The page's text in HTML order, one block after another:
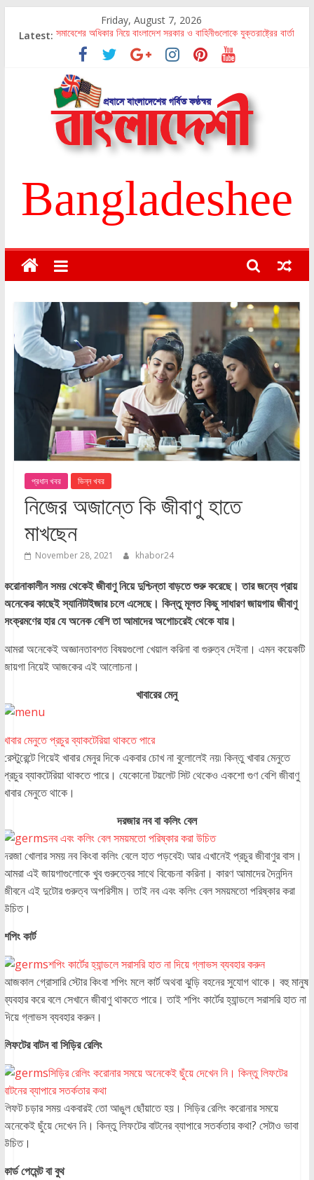
Friday, August 7, 2026
Latest: সমাবেশের অধিকার নিয়ে বাংলাদেশ সরকার ও বাহিনীগুলোকে যুক্তরাষ্ট্রের বার্তা
দেশনেত্রী বেগম খালেদা জিয়া বন্দী কেন?
স্বাগত ২০২৩
যুক্তরাষ্ট্রে দ্রব্যমূল্য ব্যাপক ঊর্ধ্বমুখী
যুক্তরাষ্ট্রে অভিবাসন চূক্তি চূড়ান্ত
Bangladeshee
Bangladeshee
Bangladeshee
প্রধান খবর ভিন্ন খবর
নিজের অজান্তে কি জীবাণু হাতে
মাখছেন
November 28, 2021 khabor24
করোনাকালীন সময় থেকেই জীবাণু নিয়ে দুশ্চিন্তা বাড়তে শুরু করেছে। তার জন্যে প্রায়
অনেকের কাছেই স্যানিটাইজার চলে এসেছে। কিন্তু মূলত কিছু সাধারণ জায়গায় জীবাণু
সংক্রমণের হার যে অনেক বেশি তা আমাদের অগোচরেই থেকে যায়।
আমরা অনেকেই অজ্ঞানতাবশত বিষয়গুলো খেয়াল করিনা বা গুরুত্ব দেইনা। এমন কয়েকটি
জায়গা নিয়েই আজকের এই আলোচনা।
খাবারের মেনু
খাবার মেনুতে প্রচুর ব্যাকটেরিয়া থাকতে পারে
রেস্টুরেন্টে গিয়েই খাবার মেনুর দিকে একবার চোখ না বুলোলেই নয়৷ কিন্তু খাবার মেনুতে
প্রচুর ব্যাকটেরিয়া থাকতে পারে। যেকোনো টয়লেট সিট থেকেও একশো গুণ বেশি জীবাণু
খাবার মেনুতে থাকে।
দরজার নব বা কলিং বেল
নব এবং কলিং বেল সময়মতো পরিষ্কার করা উচিত
দরজা খোলার সময় নব কিংবা কলিং বেলে হাত পড়বেই৷ আর এখানেই প্রচুর জীবাণুর বাস।
আমরা এই জায়গাগুলোকে খুব গুরুত্বের সাথে বিবেচনা করিনা। কারণ আমাদের দৈনন্দিন
জীবনে এই দুটোর গুরুত্ব অপরিসীম। তাই নব এবং কলিং বেল সময়মতো পরিষ্কার করা
উচিত।
শপিং কার্ট
শপিং কার্টের হ্যান্ডলে সরাসরি হাত না দিয়ে গ্লাভস ব্যবহার করুন
আজকাল গ্রোসারি স্টোর কিংবা শপিং মলে কার্ট অথবা ঝুড়ি বহনের সুযোগ থাকে। বহু মানুষ
ব্যবহার করে বলে সেখানে জীবাণু থাকতে পারে। তাই শপিং কার্টের হ্যান্ডলে সরাসরি হাত না
দিয়ে গ্লাভস ব্যবহার করুন।
লিফটের বাটন বা সিড়ির রেলিং
সিড়ির রেলিং করোনার সময়ে অনেকেই ছুঁয়ে দেখেন নি। কিন্তু লিফটের
বাটনের ব্যাপারে সতর্কতার কথা
লিফট চড়ার সময় একবারই তো আঙুল ছোঁয়াতে হয়। সিড়ির রেলিং করোনার সময়ে
অনেকেই ছুঁয়ে দেখেন নি। কিন্তু লিফটের বাটনের ব্যাপারে সতর্কতার কথা? সেটাও ভাবা
উচিত।
কার্ড পেমেন্ট বা বুথ